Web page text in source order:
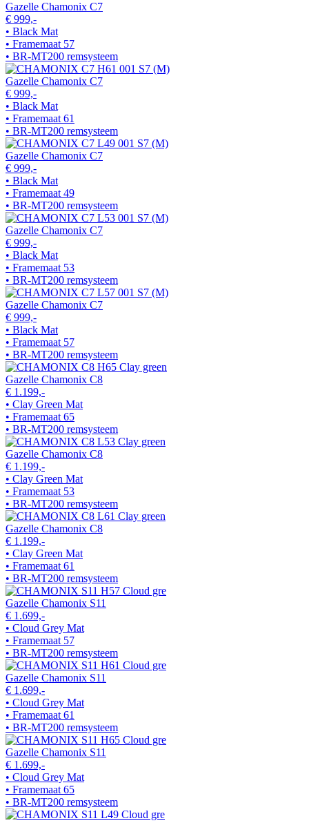
Gazelle Chamonix C7
€ 999,-
• Black Mat
• Framemaat 57
• BR-MT200 remsysteem
Gazelle Chamonix C7
€ 999,-
• Black Mat
• Framemaat 61
• BR-MT200 remsysteem
Gazelle Chamonix C7
€ 999,-
• Black Mat
• Framemaat 49
• BR-MT200 remsysteem
Gazelle Chamonix C7
€ 999,-
• Black Mat
• Framemaat 53
• BR-MT200 remsysteem
Gazelle Chamonix C7
€ 999,-
• Black Mat
• Framemaat 57
• BR-MT200 remsysteem
Gazelle Chamonix C8
€ 1.199,-
• Clay Green Mat
• Framemaat 65
• BR-MT200 remsysteem
Gazelle Chamonix C8
€ 1.199,-
• Clay Green Mat
• Framemaat 53
• BR-MT200 remsysteem
Gazelle Chamonix C8
€ 1.199,-
• Clay Green Mat
• Framemaat 61
• BR-MT200 remsysteem
Gazelle Chamonix S11
€ 1.699,-
• Cloud Grey Mat
• Framemaat 57
• BR-MT200 remsysteem
Gazelle Chamonix S11
€ 1.699,-
• Cloud Grey Mat
• Framemaat 61
• BR-MT200 remsysteem
Gazelle Chamonix S11
€ 1.699,-
• Cloud Grey Mat
• Framemaat 65
• BR-MT200 remsysteem